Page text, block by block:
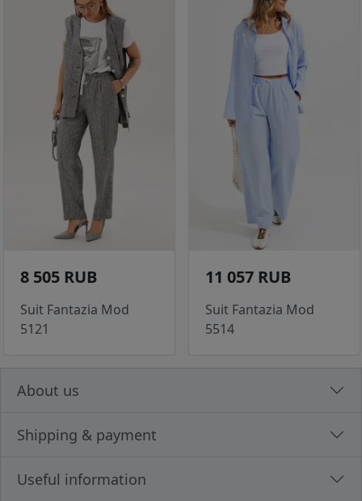
8 505 RUB
Suit Fantazia Mod
5121
11 057 RUB
Suit Fantazia Mod
5514
About us
Shipping & payment
Useful information